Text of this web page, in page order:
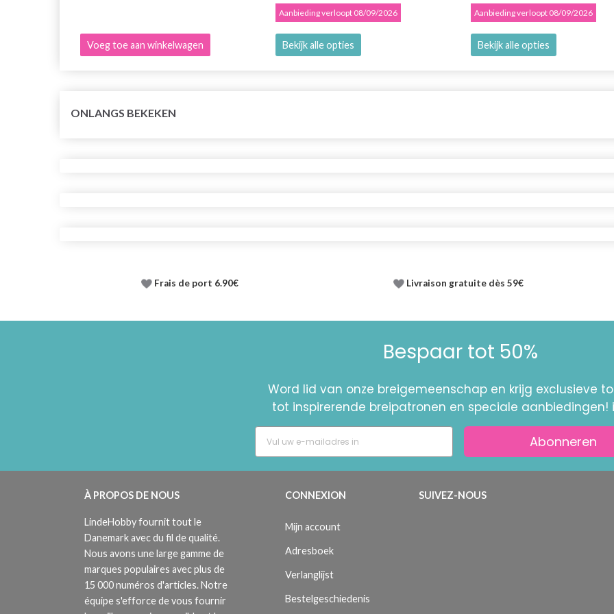
Voeg toe aan winkelwagen
Aanbieding verloopt 08/09/2026
Bekijk alle opties
Aanbieding verloopt 08/09/2026
Bekijk alle opties
ONLANGS BEKEKEN
Frais de port 6.90€ Livraison gratuite dès 59€
Bespaar tot 50%
Word lid van onze breigemeenschap en krijg exclusieve
tot inspirerende breipatronen en speciale aanbiedingen!
Abonneren
À PROPOS DE NOUS
LindeHobby fournit tout le
Danemark avec du fil de qualité.
Nous avons une large gamme de
marques populaires avec plus de
15 000 numéros d'articles. Notre
équipe s'efforce de vous fournir
CONNEXION
Mijn account
Adresboek
Verlanglijst
Bestelgeschiedenis
SUIVEZ-NOUS